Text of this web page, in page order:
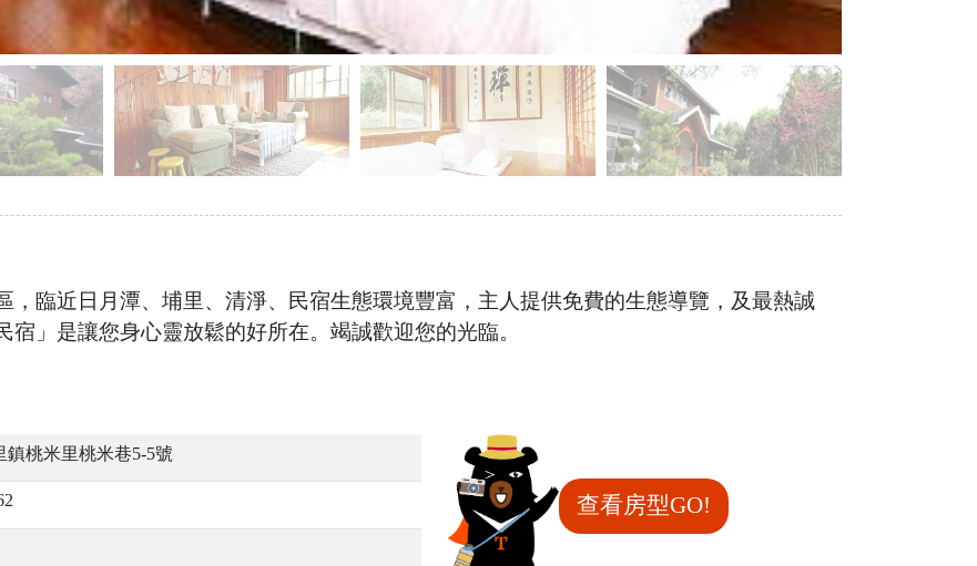
，臨近日月潭、埔里、清淨、民宿生態環境豐富，主人提供免費的生態導覽，及最熱誠
」是讓您身心靈放鬆的好所在。竭誠歡迎您的光臨。
鎮桃米里桃米巷5-5號
查看房型GO!